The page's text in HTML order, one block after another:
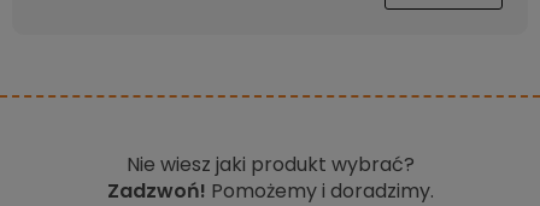
Nie wiesz jaki produkt wybrać?
Zadzwoń! Pomożemy i doradzimy.